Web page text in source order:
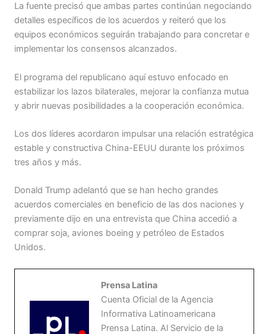
La fuente precisó que ambas partes continúan negociando
detalles específicos de los acuerdos y reiteró que los
equipos económicos seguirán trabajando para concretar e
implementar los consensos alcanzados.
El programa del republicano aquí estuvo enfocado en
estabilizar los lazos bilaterales, mejorar la confianza mutua
y abrir nuevas posibilidades a la cooperación económica.
Los dos líderes acordaron impulsar una relación estratégica
estable y constructiva China-EEUU durante los próximos
tres años y más.
Donald Trump adelantó que se han hecho grandes
acuerdos comerciales en beneficio de las dos naciones y
previamente dijo en una entrevista que China accedió a
comprar soja, aviones boeing y petróleo de Estados
Unidos.
Prensa Latina
Cuenta Oficial de la Agencia
Informativa Latinoamericana
Prensa Latina. Al Servicio de la